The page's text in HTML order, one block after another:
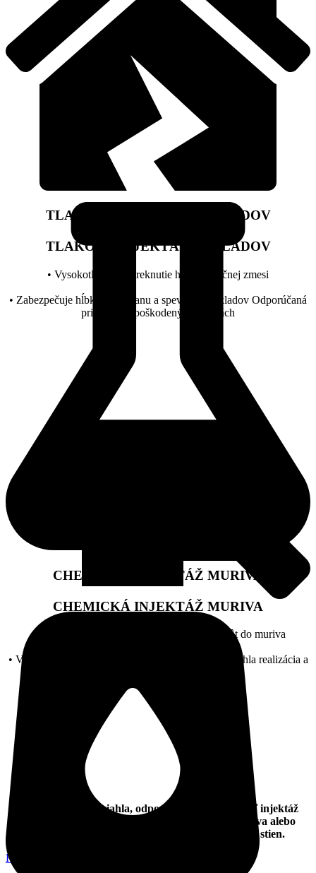
TLAKOVÁ INJEKTÁŽ ZÁKLADOV
TLAKOVÁ INJEKTÁŽ ZÁKLADOV
• Vysokotlakové vstreknutie hydroizolačnej zmesi
• Zabezpečuje hĺbkovú ochranu a spevnenie základov Odporúčaná
pri výrazne poškodených stavbách
CHEMICKÁ INJEKTÁŽ MURIVA
CHEMICKÁ INJEKTÁŽ MURIVA
• Aplikácia špeciálnych hydroizolačných hmôt do muriva
• Vytvorenie nepriepustnej bariéry proti vlhkosti Rýchla realizácia a
Ak je vlhkosť rozsiahla, odporúčame kombinovať injektáž
muriva alebo
na finálnu úpravu stien.
KONTAKTUJTE NÁS